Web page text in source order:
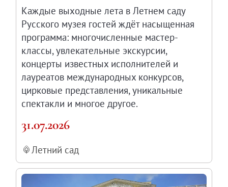
Виртуальные 3D туры по выставкам
Каждые выходные лета в Летнем саду
Русского музея гостей ждёт насыщенная
программа: многочисленные мастер-
классы, увлекательные экскурсии,
концерты известных исполнителей и
лауреатов международных конкурсов,
цирковые представления, уникальные
спектакли и многое другое.
31.07.2026
Летний сад